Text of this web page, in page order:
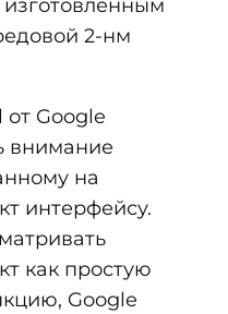
изготовленным
2-нм
Google
внимание
на
интерфейсу.
как простую
Google